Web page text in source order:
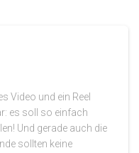
Video und ein Reel
es soll so einfach
Und gerade auch die
sollten keine